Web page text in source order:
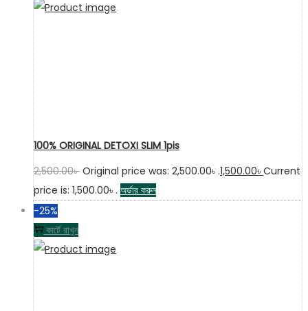
100% ORIGINAL DETOXI SLIM 1pis
2,500.00৳ Original price was: 2,500.00৳ .1,500.00৳ Current
price is: 1,500.00৳ . অর্ডার করুন
-25%
কার্টে রাখুন